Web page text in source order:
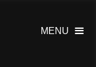
MENU 